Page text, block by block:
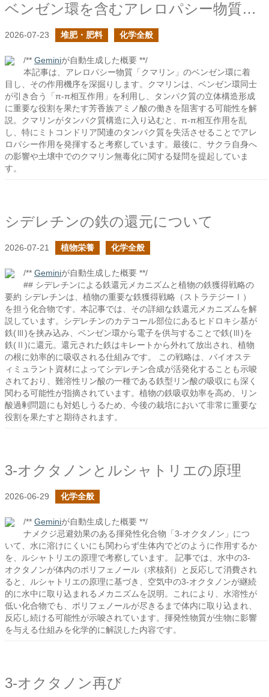
ベンゼン環を含むアレロパシー物質の作用について
2026-07-23 堆肥・肥料 化学全般
/** Geminiが自動生成した概要 **/
本記事は、アレロパシー物質「クマリン」のベンゼン環に着
目し、その作用機序を深掘りします。クマリンは、ベンゼン環同士
が引き合う「π-π相互作用」を利用し、タンパク質の立体構造形成
に重要な役割を果たす芳香族アミノ酸の働きを阻害する可能性を解
説。クマリンがタンパク質構造に入り込むと、π-π相互作用を乱
し、特にミトコンドリア関連のタンパク質を失活させることでアレ
ロパシー作用を発揮すると考察しています。最後に、サクラ自身へ
の影響や土壌中でのクマリン無毒化に関する疑問を提起していま
す。
シデレチンの鉄の還元について
2026-07-21 植物栄養 化学全般
/** Geminiが自動生成した概要 **/
## シデレチンによる鉄還元メカニズムと植物の鉄獲得戦略の
要約 シデレチンは、植物の重要な鉄獲得戦略（ストラテジーⅠ）
を担う化合物です。本記事では、その詳細な鉄還元メカニズムを解
説しています。シデレチンのカテコール部位にあるヒドロキシ基が
鉄(Ⅲ)を挟み込み、ベンゼン環から電子を供与することで鉄(Ⅲ)を
鉄(Ⅱ)に還元。還元された鉄はキレートから外れて放出され、植物
の根に効率的に吸収される仕組みです。 この戦略は、バイオステ
ィミュラント資材によってシデレチン合成が活発化することも示唆
されており、難溶性リン酸の一種である鉄型リン酸の吸収にも深く
関わる可能性が指摘されています。植物の鉄吸収効率を高め、リン
酸過剰問題にも対処しうるため、今後の栽培において非常に重要な
役割を果たすと期待されます。
3-オクタノンとルシャトリエの原理
2026-06-29 化学全般
/** Geminiが自動生成した概要 **/
ナメクジ忌避効果のある揮発性化合物「3-オクタノン」につ
いて、水に溶けにくいにも関わらず生体内でどのように作用するか
を、ルシャトリエの原理で考察しています。 記事では、水中の3-
オクタノンが体内のポリフェノール（求核剤）と反応して消費され
ると、ルシャトリエの原理に基づき、空気中の3-オクタノンが継続
的に水中に取り込まれるメカニズムを説明。これにより、水溶性が
低い化合物でも、ポリフェノールが尽きるまで体内に取り込まれ、
反応し続ける可能性が示唆されています。揮発性物質が生物に影響
を与える仕組みを化学的に解説した内容です。
3-オクタノン再び